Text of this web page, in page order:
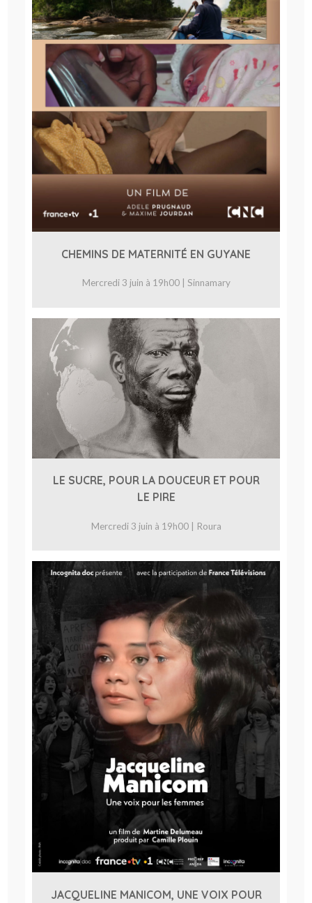
CHEMINS DE MATERNITÉ EN GUYANE
Mercredi 3 juin à 19h00 | Sinnamary
LE SUCRE, POUR LA DOUCEUR ET POUR
LE PIRE
Mercredi 3 juin à 19h00 | Roura
JACQUELINE MANICOM, UNE VOIX POUR